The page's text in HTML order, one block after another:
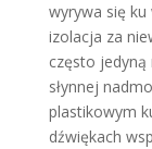
wyrywa się ku
izolacja za
często
słynnej
plastikowym
dźwiękach